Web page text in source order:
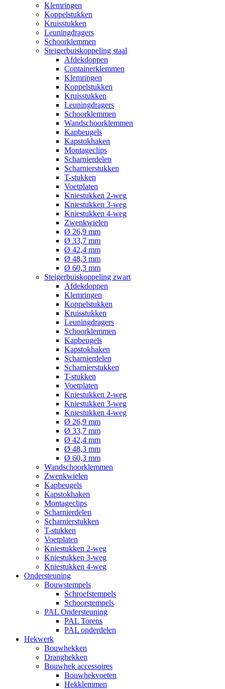
Klemringen
Koppelstukken
Kruisstukken
Leuningdragers
Schoorklemmen
Steigerbuiskoppeling staal
Afdekdoppen
Containerklemmen
Klemringen
Koppelstukken
Kruisstukken
Leuningdragers
Schoorklemmen
Wandschoorklemmen
Kapbeugels
Kapstokhaken
Montageclips
Scharnierdelen
Scharnierstukken
T-stukken
Voetplaten
Kniestukken 2-weg
Kniestukken 3-weg
Kniestukken 4-weg
Zwenkwielen
Ø 26,9 mm
Ø 33,7 mm
Ø 42,4 mm
Ø 48,3 mm
Ø 60,3 mm
Steigerbuiskoppeling zwart
Afdekdoppen
Klemringen
Koppelstukken
Kruisstukken
Leuningdragers
Schoorklemmen
Kapbeugels
Kapstokhaken
Scharnierdelen
Scharnierstukken
T-stukken
Voetplaten
Kniestukken 2-weg
Kniestukken 3-weg
Kniestukken 4-weg
Ø 26,9 mm
Ø 33,7 mm
Ø 42,4 mm
Ø 48,3 mm
Ø 60,3 mm
Wandschoorklemmen
Zwenkwielen
Kapbeugels
Kapstokhaken
Montageclips
Scharnierdelen
Scharnierstukken
T-stukken
Voetplaten
Kniestukken 2-weg
Kniestukken 3-weg
Kniestukken 4-weg
Ondersteuning
Bouwstempels
Schroefstempels
Schoorstempels
PAL Ondersteuning
PAL Torens
PAL onderdelen
Hekwerk
Bouwhekken
Dranghekken
Bouwhek accessoires
Bouwhekvoeten
Hekklemmen